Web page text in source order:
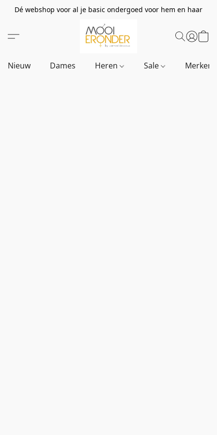
Dé webshop voor al je basic ondergoed voor hem en haar
Nieuw Dames Heren Sale Merken